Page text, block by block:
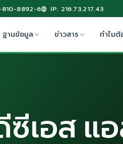
8892-6 IP: 216.73.217.43
ฐานข้อมูล ข่าวสาร ทำไมต้
เอส แ